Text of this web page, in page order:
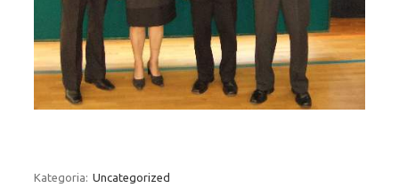
Kategoria: Uncategorized